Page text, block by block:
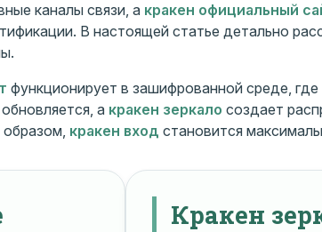
каналы связи, а кракен официальный
В настоящей статье детально
функционирует в зашифрованной среде,
а кракен зеркало создает
кракен вход становится
Кракен